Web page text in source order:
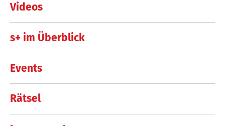
Videos
s+ im Überblick
Events
Rätsel